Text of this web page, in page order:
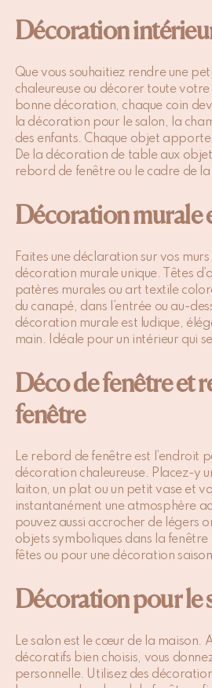
Décoration
Que vous souhaitiez rendre une
chaleureuse ou décorer toute
bonne décoration, chaque coin
la décoration pour le salon, la
des enfants. Chaque objet
De la décoration de table aux
rebord de fenêtre ou le cadre de
Décoration murale
Faites une déclaration sur vos
décoration murale unique. Têtes
patères murales ou art textile
du canapé, dans l’entrée ou au-
décoration murale est ludique,
main. Idéale pour un intérieur qui
Déco de fenêtre et
fenêtre
Le rebord de fenêtre est l’endroit
décoration chaleureuse. Placez-y
laiton, un plat ou un petit vase et
instantanément une atmosphère
pouvez aussi accrocher de légers
objets symboliques dans la
fêtes ou pour une décoration
Décoration pour le
Le salon est le cœur de la maison.
décoratifs bien choisis, vous
personnelle. Utilisez des